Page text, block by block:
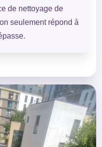
de nettoyage de
seulement répond à